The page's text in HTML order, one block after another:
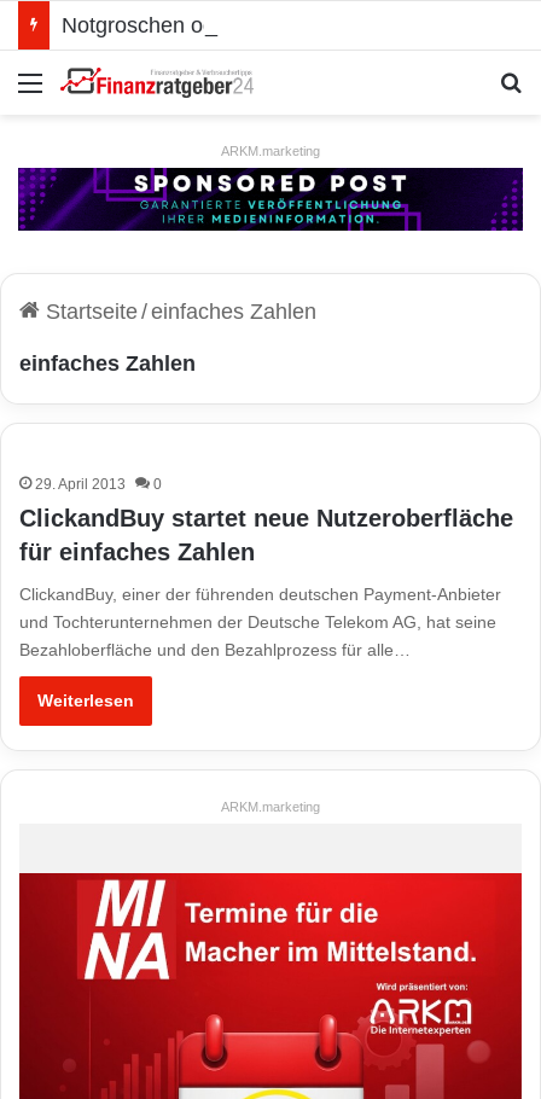
Menü
ARKM.marketing
Startseite/einfaches Zahlen
einfaches Zahlen
29. April 2013 0
ClickandBuy startet neue Nutzeroberfläche
für einfaches Zahlen
ClickandBuy, einer der führenden deutschen Payment-Anbieter
und Tochterunternehmen der Deutsche Telekom AG, hat seine
Bezahloberfläche und den Bezahlprozess für alle…
Weiterlesen
ARKM.marketing